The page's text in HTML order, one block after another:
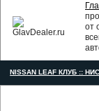
от
NISSAN LEAF КЛУБ ::